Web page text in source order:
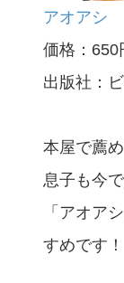
アオアシ
価格：650
出版社：
本屋で薦
息子も今
「アオア
すめです！